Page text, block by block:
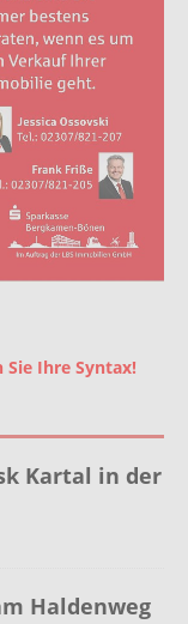
Ihre Syntax!
Kartal in der
Haldenweg